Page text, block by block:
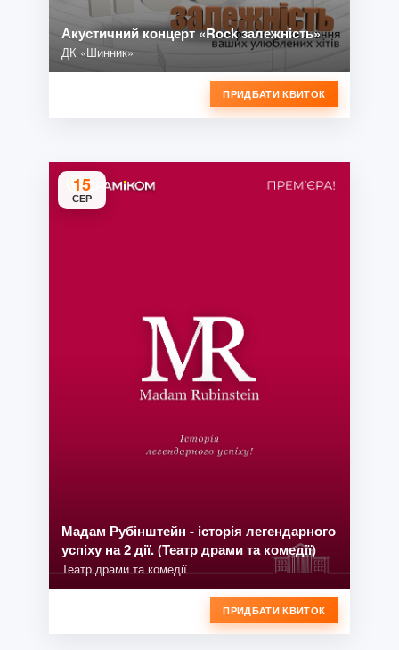
Акустичний концерт «Rock залежність»
ДК «Шинник»
ПРИДБАТИ КВИТОК
15
СЕР
Мадам Рубінштейн - історія легендарного
успіху на 2 дії. (Театр драми та комедії)
Театр драми та комедії
ПРИДБАТИ КВИТОК